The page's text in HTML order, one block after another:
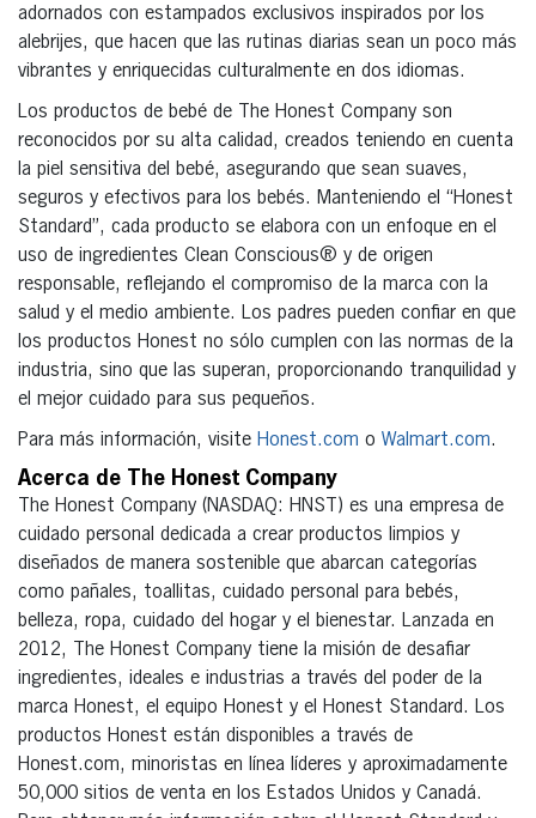
adornados con estampados exclusivos inspirados por los
alebrijes, que hacen que las rutinas diarias sean un poco más
vibrantes y enriquecidas culturalmente en dos idiomas.
Los productos de bebé de The Honest Company son
reconocidos por su alta calidad, creados teniendo en cuenta
la piel sensitiva del bebé, asegurando que sean suaves,
seguros y efectivos para los bebés. Manteniendo el “Honest
Standard”, cada producto se elabora con un enfoque en el
uso de ingredientes Clean Conscious® y de origen
responsable, reflejando el compromiso de la marca con la
salud y el medio ambiente. Los padres pueden confiar en que
los productos Honest no sólo cumplen con las normas de la
industria, sino que las superan, proporcionando tranquilidad y
el mejor cuidado para sus pequeños.
Para más información, visite Honest.com o Walmart.com.
Acerca de The Honest Company
The Honest Company (NASDAQ: HNST) es una empresa de
cuidado personal dedicada a crear productos limpios y
diseñados de manera sostenible que abarcan categorías
como pañales, toallitas, cuidado personal para bebés,
belleza, ropa, cuidado del hogar y el bienestar. Lanzada en
2012, The Honest Company tiene la misión de desafiar
ingredientes, ideales e industrias a través del poder de la
marca Honest, el equipo Honest y el Honest Standard. Los
productos Honest están disponibles a través de
Honest.com, minoristas en línea líderes y aproximadamente
50,000 sitios de venta en los Estados Unidos y Canadá.